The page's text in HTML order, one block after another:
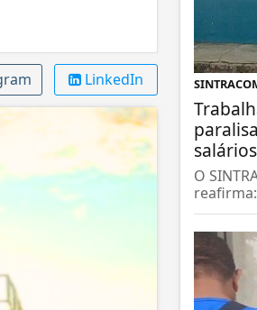
LinkedIn
salários
O